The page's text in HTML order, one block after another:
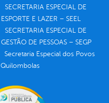
SECRETARIA ESPECIAL DE
ESPORTE E LAZER – SEEL
SECRETARIA ESPECIAL DE
GESTÃO DE PESSOAS – SEGP
Secretaria Especial dos Povos
Quilombolas